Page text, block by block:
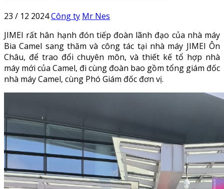
23 / 12 2024Công ty Mr Nes
JIMEI rất hân hạnh đón tiếp đoàn lãnh đạo của nhà máy
Bia Camel sang thăm và công tác tại nhà máy JIMEI Ôn
Châu, để trao đổi chuyên môn, và thiết kế tổ hợp nhà
máy mới của Camel, đi cùng đoàn bao gồm tổng giám đốc
nhà máy Camel, cùng Phó Giám đốc đơn vị.